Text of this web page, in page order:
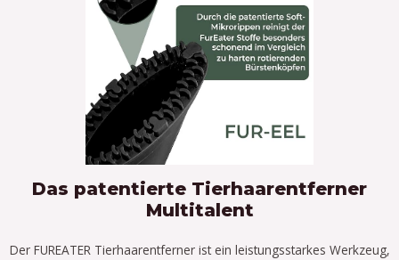
Das patentierte Tierhaarentferner
Multitalent
Der FUREATER Tierhaarentferner ist ein leistungsstarkes Werkzeug,